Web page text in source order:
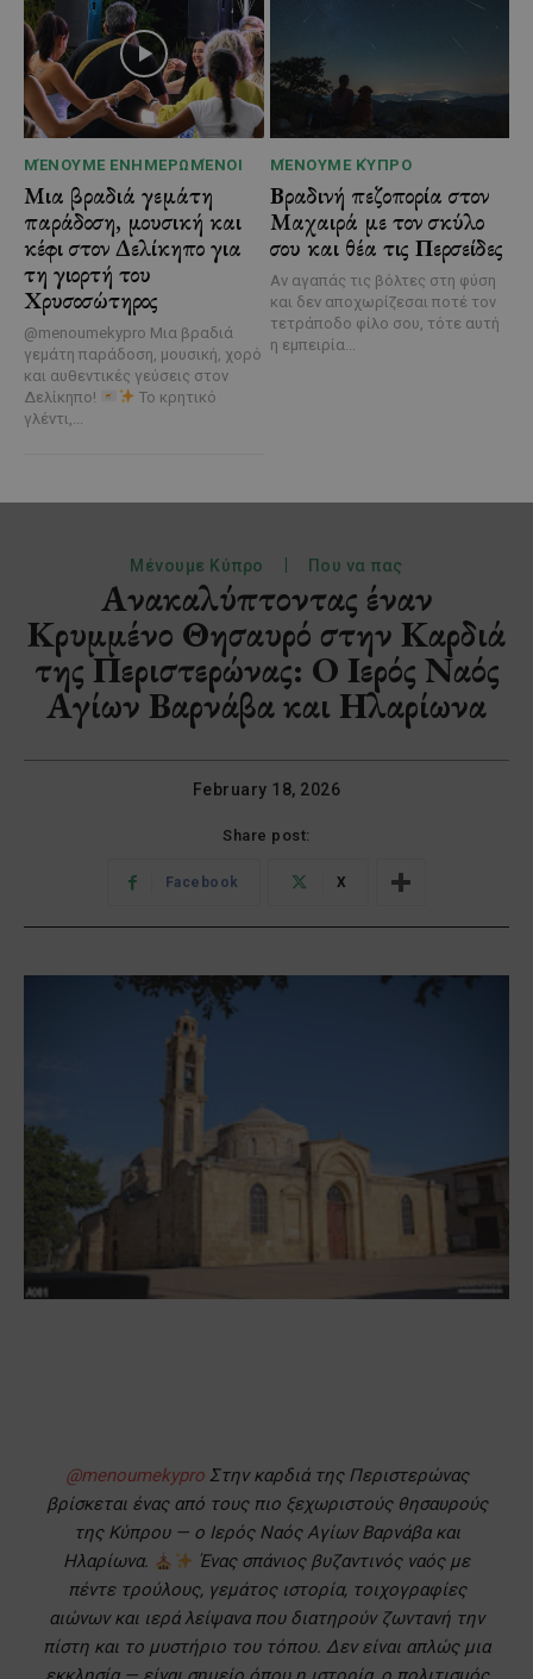
ΜΈΝΟΥΜΕ ΕΝΗΜΕΡΩΜΈΝΟΙ
Μια βραδιά γεμάτη
παράδοση, μουσική και
κέφι στον Δελίκηπο για
τη γιορτή του
Χρυσοσώτηρος
@menoumekypro Μια βραδιά
γεμάτη παράδοση, μουσική, χορό
και αυθεντικές γεύσεις στον
Δελίκηπο!
Το κρητικό
γλέντι,...
ΜΈΝΟΥΜΕ ΚΎΠΡΟ
Βραδινή πεζοπορία στον
Μαχαιρά με τον σκύλο
σου και θέα τις Περσείδες
Αν αγαπάς τις βόλτες στη φύση
και δεν αποχωρίζεσαι ποτέ τον
τετράποδο φίλο σου, τότε αυτή
η εμπειρία...